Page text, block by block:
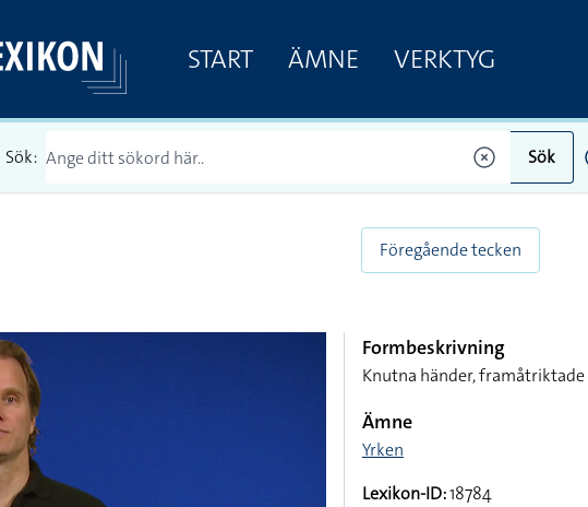
START ÄMNE VERKTYG
Sök: Sök
Föregående tecken
Formbeskrivning
Knutna händer,
Ämne
Yrken
Lexikon-ID:18784